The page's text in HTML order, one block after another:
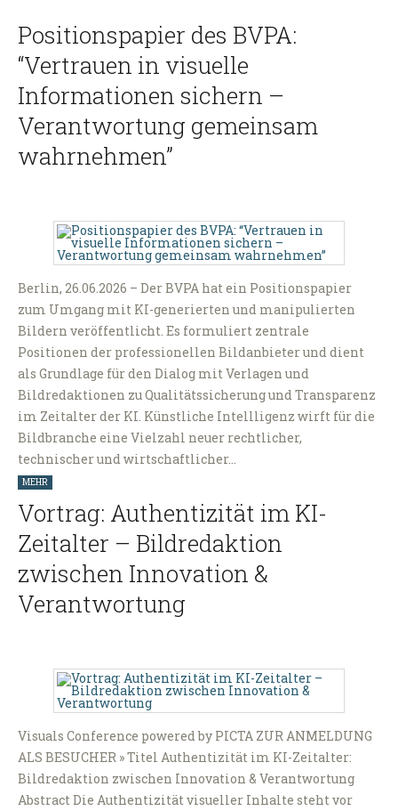
Positionspapier des BVPA:
“Vertrauen in visuelle
Informationen sichern –
Verantwortung gemeinsam
wahrnehmen”
Berlin, 26.06.2026 – Der BVPA hat ein Positionspapier
zum Umgang mit KI-generierten und manipulierten
Bildern veröffentlicht. Es formuliert zentrale
Positionen der professionellen Bildanbieter und dient
als Grundlage für den Dialog mit Verlagen und
Bildredaktionen zu Qualitätssicherung und Transparenz
im Zeitalter der KI. Künstliche Intellligenz wirft für die
Bildbranche eine Vielzahl neuer rechtlicher,
technischer und wirtschaftlicher…
MEHR
Vortrag: Authentizität im KI-
Zeitalter – Bildredaktion
zwischen Innovation &
Verantwortung
Visuals Conference powered by PICTA ZUR ANMELDUNG
ALS BESUCHER » Titel Authentizität im KI-Zeitalter:
Bildredaktion zwischen Innovation & Verantwortung
Abstract Die Authentizität visueller Inhalte steht vor